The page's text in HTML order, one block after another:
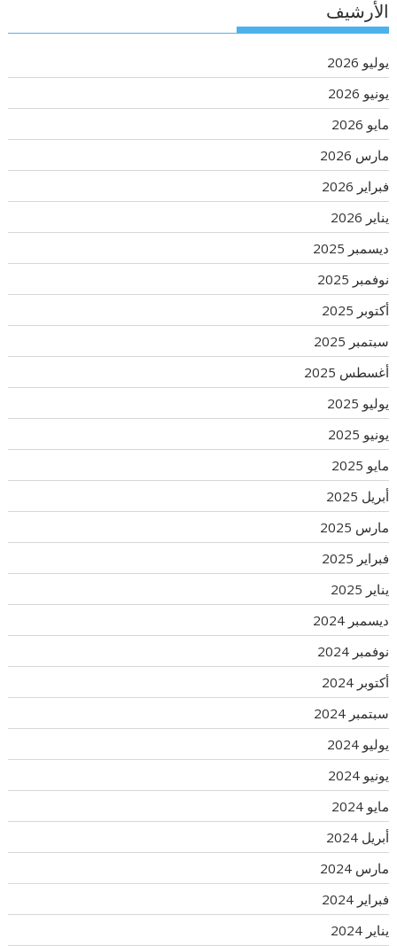
الأرشيف
يوليو 2026
يونيو 2026
مايو 2026
مارس 2026
فبراير 2026
يناير 2026
ديسمبر 2025
نوفمبر 2025
أكتوبر 2025
سبتمبر 2025
أغسطس 2025
يوليو 2025
يونيو 2025
مايو 2025
أبريل 2025
مارس 2025
فبراير 2025
يناير 2025
ديسمبر 2024
نوفمبر 2024
أكتوبر 2024
سبتمبر 2024
يوليو 2024
يونيو 2024
مايو 2024
أبريل 2024
مارس 2024
فبراير 2024
يناير 2024